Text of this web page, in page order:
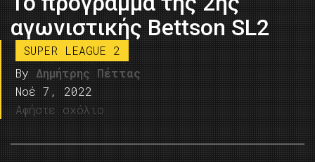
αγωνιστικής Bettson SL2
SUPER LEAGUE 2
By Δημήτρης Πέττας
Νοέ 7, 2022
Αφήστε σχόλιο